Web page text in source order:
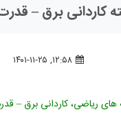
کاردانی برق –
۱۲:۵۸, ۱۴۰۱-۱۱-۲۵
های ریاضی، کاردانی برق –